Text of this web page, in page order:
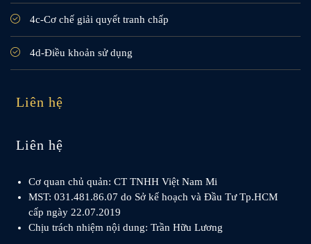
4c-Cơ chế giải quyết tranh chấp
4d-Điều khoản sử dụng
Liên hệ
Liên hệ
Cơ quan chủ quản: CT TNHH Việt Nam Mi
MST: 031.481.86.07 do Sở kế hoạch và Đầu Tư Tp.HCM
cấp ngày 22.07.2019
Chịu trách nhiệm nội dung: Trần Hữu Lương